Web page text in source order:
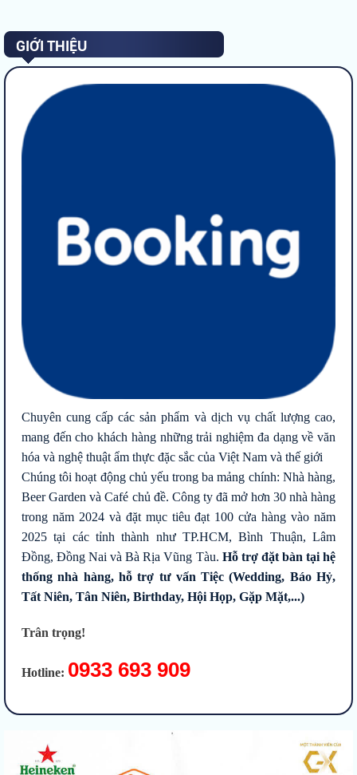
GIỚI THIỆU
Chuyên cung cấp các sản phẩm và dịch vụ chất lượng cao,
mang đến cho khách hàng những trải nghiệm đa dạng về văn
hóa và nghệ thuật ẩm thực đặc sắc của Việt Nam và thế giới
Chúng tôi hoạt động chủ yếu trong ba mảng chính: Nhà hàng,
Beer Garden và Café chủ đề. Công ty đã mở hơn 30 nhà hàng
trong năm 2024 và đặt mục tiêu đạt 100 cửa hàng vào năm
2025 tại các tỉnh thành như TP.HCM, Bình Thuận, Lâm
Đồng, Đồng Nai và Bà Rịa Vũng Tàu. Hỗ trợ đặt bàn tại hệ
thống nhà hàng, hỗ trợ tư vấn Tiệc (Wedding, Báo Hỷ,
Tất Niên, Tân Niên, Birthday, Hội Họp, Gặp Mặt,...)
Trân trọng!
Hotline: 0933 693 909